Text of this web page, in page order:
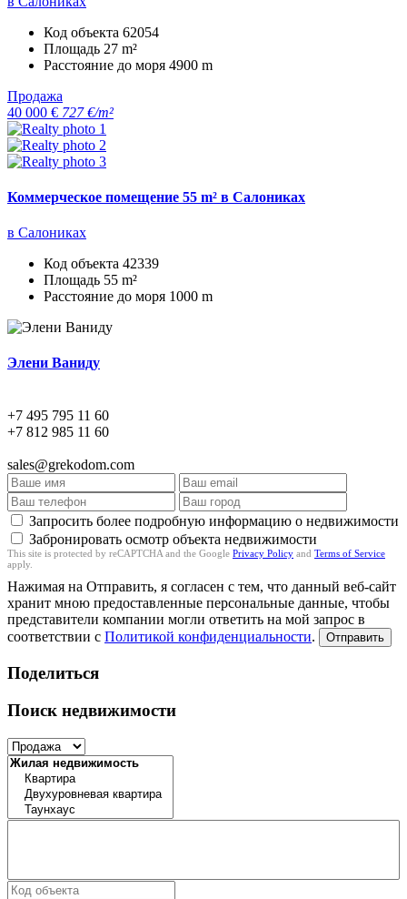
Код объекта 62054
Площадь 27 m²
Расстояние до моря 4900 m
Продажа
40 000 € 727 €/m²
Коммерческое помещение 55 m² в Салониках
в Салониках
Код объекта 42339
Площадь 55 m²
Расстояние до моря 1000 m
Элени Ваниду
+7 495 795 11 60
+7 812 985 11 60
sales@grekodom.com
Запросить более подробную информацию о недвижимости
Забронировать осмотр объекта недвижимости
This site is protected by reCAPTCHA and the Google Privacy Policy and Terms of Service
apply.
Нажимая на Отправить, я согласен с тем, что данный веб-сайт
хранит мною предоставленные персональные данные, чтобы
представители компании могли ответить на мой запрос в
соответствии с Политикой конфиденциальности. Отправить
Поделиться
Поиск недвижимости